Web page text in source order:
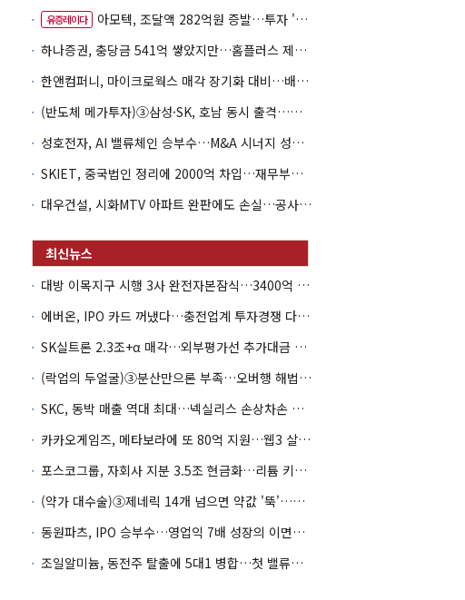
유증레이다
아모텍, 조달액 282억원 증발…투자 '속도 조절' 불가피
하나증권, 충당금 541억 쌓았지만…홈플러스 제재는 추가 비용 불씨
한앤컴퍼니, 마이크로웍스 매각 장기화 대비…배당 회수판 깔았다
(반도체 메가투자)③삼성·SK, 호남 동시 출격…인력·협력사 쟁탈전
성호전자, AI 밸류체인 승부수…M&A 시너지 성과 '시험대'
SKIET, 중국법인 정리에 2000억 차입…재무부담 더 커졌다
대우건설, 시화MTV 아파트 완판에도 손실…공사비 회수 난항
대방 이목지구 시행 3사 완전자본잠식…3400억 PF는 그룹 신용으로
에버온, IPO 카드 꺼냈다…충전업계 투자경쟁 다시 불붙나
SK실트론 2.3조+α 매각…외부평가선 추가대금 가치 '0원'
(락업의 두얼굴)③분산만으론 부족…오버행 해법은 세컨더리·M&A
SKC, 동박 매출 역대 최대…넥실리스 손상차손 악순환 끊나
카카오게임즈, 메타보라에 또 80억 지원…웹3 살리기 지속
포스코그룹, 자회사 지분 3.5조 현금화…리튬 키우고 오버행 부담
(약가 대수술)③제네릭 14개 넘으면 약값 '뚝'…등재전략 혼선
동원파츠, IPO 승부수…영업익 7배 성장의 이면은 고객 편중
조일알미늄, 동전주 탈출에 5대1 병합…첫 밸류업 성패는 본업